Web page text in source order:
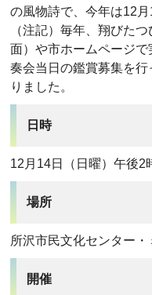
の風物詩で、今年は12
（注記）毎年、翔びた
面）や市ホームページ
奏会当日の鑑賞募集を
りました。
日時
12月14日（日曜）午後2
場所
所沢市民文化センター
開催